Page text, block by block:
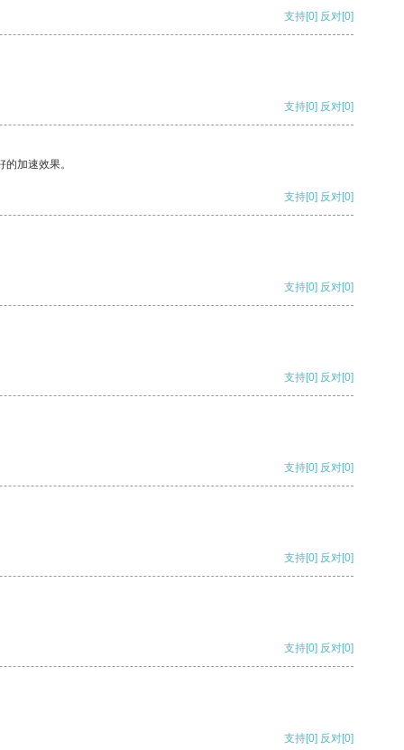
支持[0] 反对[0]
支持[0] 反对[0]
加速效果。
支持[0] 反对[0]
支持[0] 反对[0]
支持[0] 反对[0]
支持[0] 反对[0]
支持[0] 反对[0]
支持[0] 反对[0]
支持[0] 反对[0]